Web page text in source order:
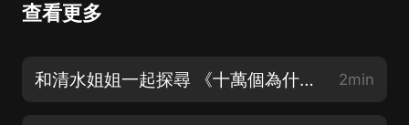
查看更多
和清水姐姐一起探尋 《十萬個為什麼》之“海洋系列”精彩節目吧！（片花） 2min